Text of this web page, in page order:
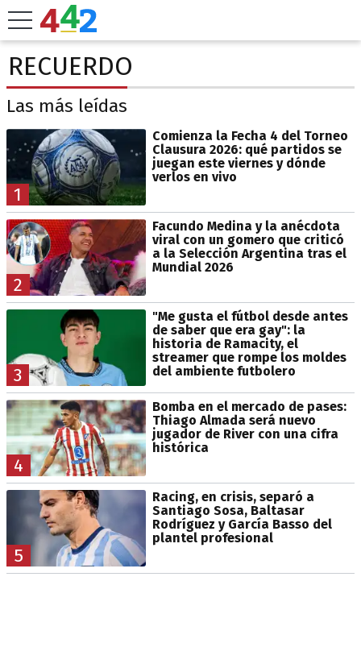
RECUERDO
Las más leídas
1
Comienza la Fecha 4 del Torneo
Clausura 2026: qué partidos se
juegan este viernes y dónde
verlos en vivo
2
Facundo Medina y la anécdota
viral con un gomero que criticó
a la Selección Argentina tras el
Mundial 2026
3
"Me gusta el fútbol desde antes
de saber que era gay": la
historia de Ramacity, el
streamer que rompe los moldes
del ambiente futbolero
4
Bomba en el mercado de pases:
Thiago Almada será nuevo
jugador de River con una cifra
histórica
5
Racing, en crisis, separó a
Santiago Sosa, Baltasar
Rodríguez y García Basso del
plantel profesional